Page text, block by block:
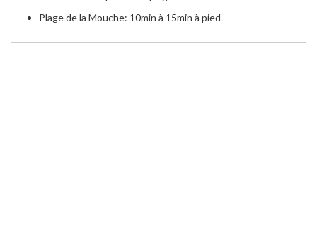
Plage de la Mouche: 10min à 15min à pied